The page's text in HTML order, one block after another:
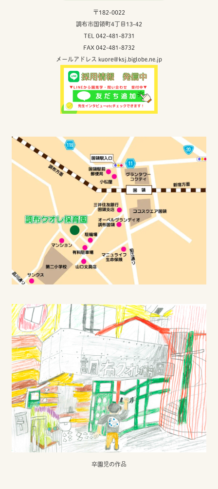
〒182-0022
調布市国領町4丁目13-42
TEL 042-481-8731
FAX 042-481-8732
メールアドレス kuore@ksj.biglobe.ne.jp
卒園児の作品